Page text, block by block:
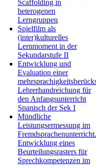
Scaffolding in
heterogenen
Lerngruppen
Spielfilm als
(inter)kulturelles
Lernmoment in der
Sekundarstufe II
Entwicklung und
Evaluation einer
Lehrerhandreichung für
den Anfangsunterricht
Spanisch der Sek I
Mündliche
Leistungsermessung im
Fremdsprachenunterricht.
Entwicklung eines
Beurteilungsrasters für
Sprechkompetenzen im